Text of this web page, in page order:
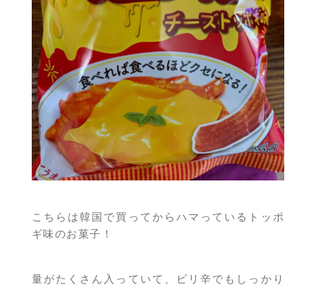
こちらは韓国で買ってからハマっているトッポ
ギ味のお菓子！
量がたくさん入っていて、ピリ辛でもしっかり